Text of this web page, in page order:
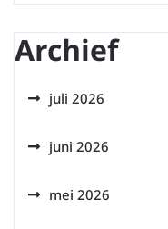
Archief
juli 2026
juni 2026
mei 2026